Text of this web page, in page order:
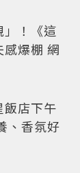
」！《這
爆棚 網
飯店下午
、香氛好